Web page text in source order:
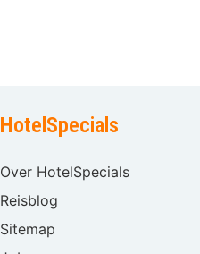
HotelSpecials
Over HotelSpecials
Reisblog
Sitemap